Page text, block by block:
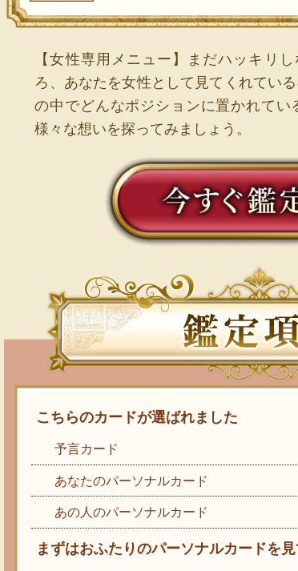
【女性専用メニュー】まだハッキリ
ろ、あなたを女性として見てくれてい
の中でどんなポジションに置かれて
様々な想いを探ってみましょう。
こちらのカードが選ばれました
予言カード
あなたのパーソナルカード
あの人のパーソナルカード
まずはおふたりのパーソナルカードを